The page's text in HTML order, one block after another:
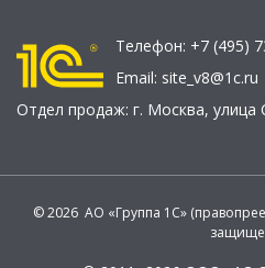
Телефон: +7 (495)
Email: site_v8@1c.ru
Отдел продаж: г. Москва, улица
© 2026 АО «Группа 1С»